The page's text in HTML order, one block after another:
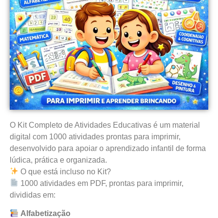
O Kit Completo de Atividades Educativas é um material
digital com 1000 atividades prontas para imprimir,
desenvolvido para apoiar o aprendizado infantil de forma
lúdica, prática e organizada.
O que está incluso no Kit?
1000 atividades em PDF, prontas para imprimir,
divididas em:
Alfabetização